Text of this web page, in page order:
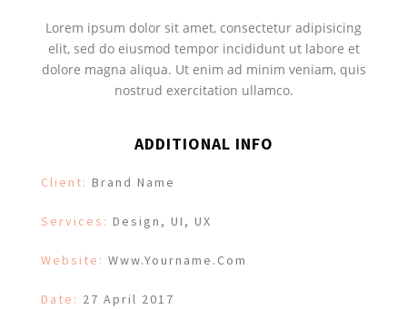
Lorem ipsum dolor sit amet, consectetur adipisicing
elit, sed do eiusmod tempor incididunt ut labore et
dolore magna aliqua. Ut enim ad minim veniam, quis
nostrud exercitation ullamco.
ADDITIONAL INFO
Client: Brand Name
Services: Design, UI, UX
Website: Www.yourname.com
Date: 27 April 2017